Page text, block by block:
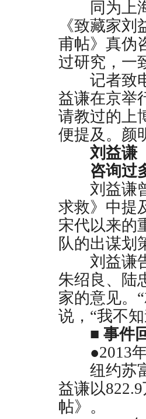
同为上海
《致藏家
甫帖》真伪
过研究，一
记者致电
益谦在京举
请教过的上
便提及。颜
刘益谦
咨询过
刘益谦曾
求救》中提
宋代以来的
队的出谋划
刘益谦告
朱绍良、陆
家的意见。
说，“我不
■ 事件
●2013
纽约苏富
益谦以822.9
帖》。